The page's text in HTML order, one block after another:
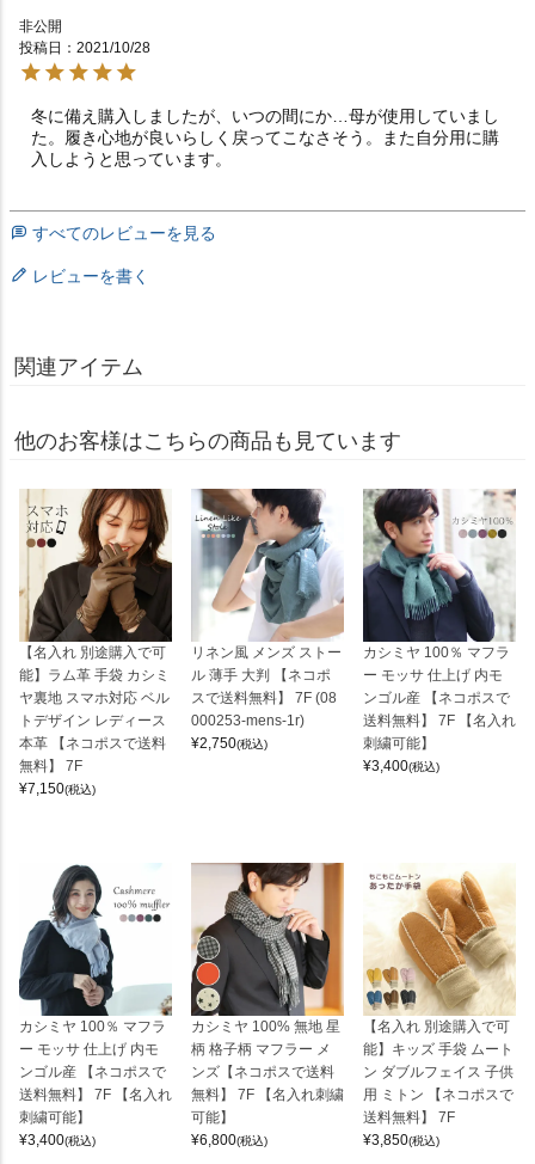
非公開
投稿日
2021/10/28
冬に備え購入しましたが、いつの間にか…母が使用していまし
た。履き心地が良いらしく戻ってこなさそう。また自分用に購
入しようと思っています。
すべてのレビューを見る
レビューを書く
関連アイテム
他のお客様はこちらの商品も見ています
【名入れ 別途購入で可
能】ラム革 手袋 カシミ
ヤ裏地 スマホ対応 ベル
トデザイン レディース
本革 【ネコポスで送料
無料】 7F
¥7,150(税込)
リネン風 メンズ ストー
ル 薄手 大判 【ネコポ
スで送料無料】 7F (08
000253-mens-1r)
¥2,750(税込)
カシミヤ 100％ マフラ
ー モッサ 仕上げ 内モ
ンゴル産 【ネコポスで
送料無料】 7F 【名入れ
刺繍可能】
¥3,400(税込)
カシミヤ 100％ マフラ
ー モッサ 仕上げ 内モ
ンゴル産 【ネコポスで
送料無料】 7F 【名入れ
刺繍可能】
¥3,400(税込)
カシミヤ 100% 無地 星
柄 格子柄 マフラー メ
ンズ【ネコポスで送料
無料】 7F 【名入れ刺繍
可能】
¥6,800(税込)
【名入れ 別途購入で可
能】キッズ 手袋 ムート
ン ダブルフェイス 子供
用 ミトン 【ネコポスで
送料無料】 7F
¥3,850(税込)